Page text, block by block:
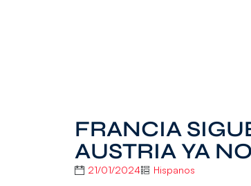
FRANCIA
AUSTRIA YA
21/01/2024 Hispanos